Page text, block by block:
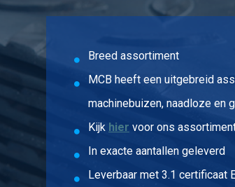
Breed assortiment
MCB heeft een uitgebreid
machinebuizen, naadloze en
Kijk hier voor ons
In exacte aantallen geleverd
Leverbaar met 3.1 certificaat